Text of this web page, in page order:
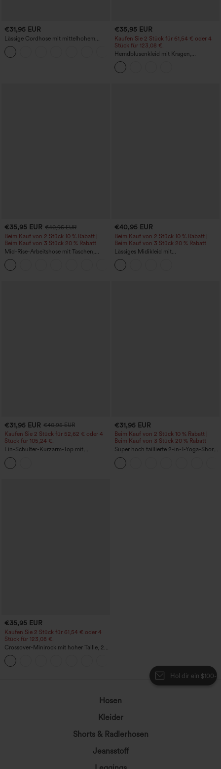
Hol dir ein $100-Gutscheinpaket
€31,95 EUR
Lässige Cordhose mit mittelhohem
Bund, Reißverschluss und Seitentaschen
+7
€35,95 EUR
Kaufen Sie 2 Stück für 61,54 € oder 4
Stück für 123,08 €.
Hemdblusenkleid mit Kragen,
Kappenärmeln, Taillengürtel,
geschwungenem Schlitzsaum, Midi-
Länge und Taschen
€35,95 EUR €40,95 EUR
Beim Kauf von 2 Stück 10 % Rabatt |
Beim Kauf von 3 Stück 20 % Rabatt
Mid-Rise-Arbeitshose mit Taschen,
Barrel-Leg und weiter Passform
€40,95 EUR
Beim Kauf von 2 Stück 10 % Rabatt |
Beim Kauf von 3 Stück 20 % Rabatt
Lässiges Midikleid mit
Rundhalsausschnitt, integriertem BH,
ärmellos und Rüschensaum
€31,95 EUR €40,95 EUR
Kaufen Sie 2 Stück für 52,62 € oder 4
Stück für 105,24 €.
Ein-Schulter-Kurzarm-Top mit
abgerundetem High-Low-Saum,
integriertem BH, gepunktet, lässig
€31,95 EUR
Beim Kauf von 2 Stück 10 % Rabatt |
Beim Kauf von 3 Stück 20 % Rabatt
Super hoch taillierte 2-in-1-Yoga-Shorts
mit Gesäßtasche und Seitentasche-
längere Länge
€35,95 EUR
Kaufen Sie 2 Stück für 61,54 € oder 4
Stück für 123,08 €.
Crossover-Minirock mit hoher Taille, 2-
in-1, Fransen-Saum und figurbetontem
Schnitt in Wildlederoptik für Partys
Hosen
Kleider
Shorts & Radlerhosen
Jeansstoff